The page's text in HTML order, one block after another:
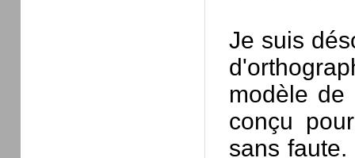
Je suis
modèle
conçu
sans